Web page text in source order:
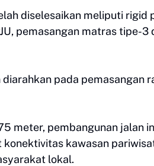
diselesaikan meliputi rigid
pemasangan matras tipe-
diarahkan pada
meter, pembangunan jalan
kawasan
lokal.